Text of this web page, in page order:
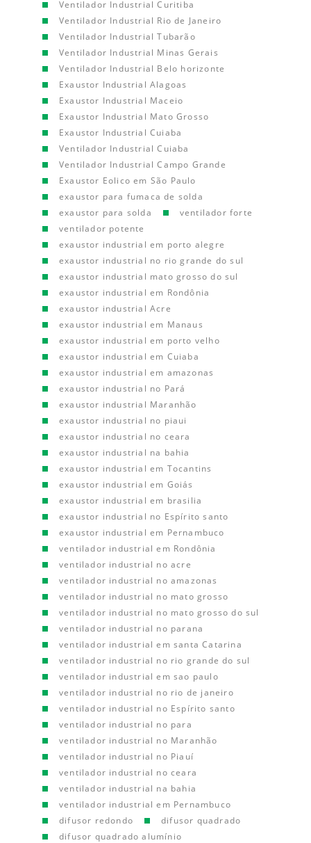
Ventilador Industrial Curitiba
Ventilador Industrial Rio de Janeiro
Ventilador Industrial Tubarão
Ventilador Industrial Minas Gerais
Ventilador Industrial Belo horizonte
Exaustor Industrial Alagoas
Exaustor Industrial Maceio
Exaustor Industrial Mato Grosso
Exaustor Industrial Cuiaba
Ventilador Industrial Cuiaba
Ventilador Industrial Campo Grande
Exaustor Eolico em São Paulo
exaustor para fumaca de solda
exaustor para solda
ventilador forte
ventilador potente
exaustor industrial em porto alegre
exaustor industrial no rio grande do sul
exaustor industrial mato grosso do sul
exaustor industrial em Rondônia
exaustor industrial Acre
exaustor industrial em Manaus
exaustor industrial em porto velho
exaustor industrial em Cuiaba
exaustor industrial em amazonas
exaustor industrial no Pará
exaustor industrial Maranhão
exaustor industrial no piaui
exaustor industrial no ceara
exaustor industrial na bahia
exaustor industrial em Tocantins
exaustor industrial em Goiás
exaustor industrial em brasilia
exaustor industrial no Espírito santo
exaustor industrial em Pernambuco
ventilador industrial em Rondônia
ventilador industrial no acre
ventilador industrial no amazonas
ventilador industrial no mato grosso
ventilador industrial no mato grosso do sul
ventilador industrial no parana
ventilador industrial em santa Catarina
ventilador industrial no rio grande do sul
ventilador industrial em sao paulo
ventilador industrial no rio de janeiro
ventilador industrial no Espírito santo
ventilador industrial no para
ventilador industrial no Maranhão
ventilador industrial no Piauí
ventilador industrial no ceara
ventilador industrial na bahia
ventilador industrial em Pernambuco
difusor redondo
difusor quadrado
difusor quadrado alumínio